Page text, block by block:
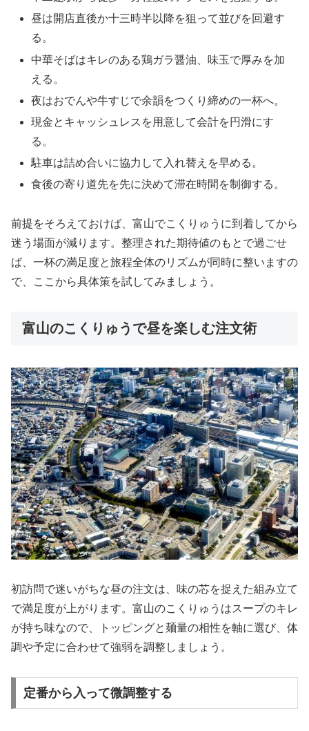
昼は開店直後か十三時半以降を狙って並びを回避す
る。
中華そばはキレのある鶏ガラ醤油、味玉で厚みを加
える。
夜はおでんや牛すじで余韻をつくり締めの一杯へ。
現金とキャッシュレスを用意して会計を円滑にす
る。
駐車は詰め合いに協力して入れ替えを早める。
食後の寄り道先を先に決めて滞在時間を制御する。
前提をそろえておけば、富山でこくりゅうに到着してから
迷う場面が減ります。整理された期待値のもとで過ごせ
ば、一杯の満足度と旅程全体のリズムが同時に整いますの
で、ここから具体策を試してみましょう。
富山のこくりゅうで昼を楽しむ注文術
初訪問で迷いがちな昼の注文は、味の芯を捉えた組み立て
で満足度が上がります。富山のこくりゅうはスープのキレ
が持ち味なので、トッピングと麺量の相性を軸に選び、体
調や予定に合わせて強弱を調整しましょう。
定番から入って微調整する